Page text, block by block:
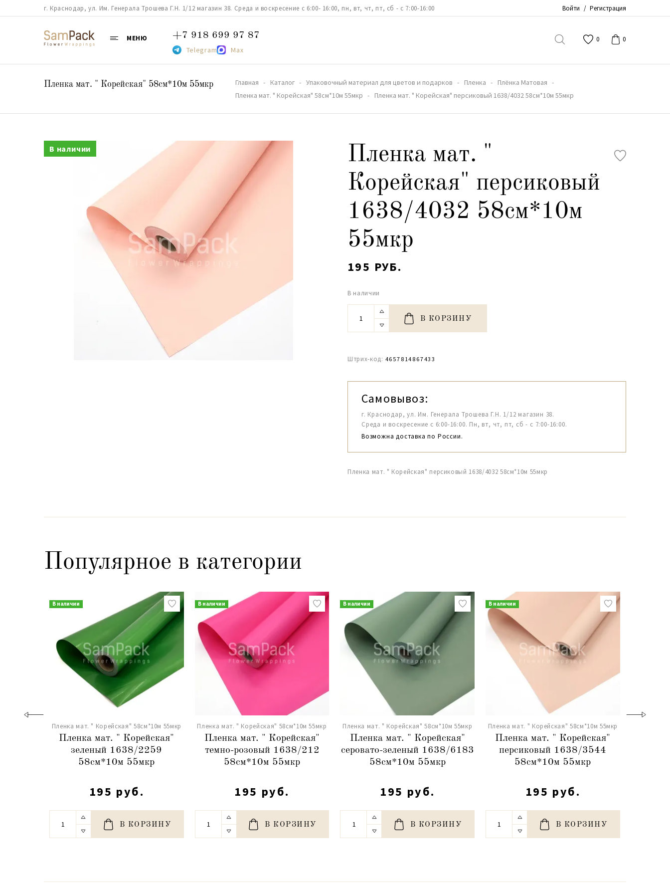
г. Краснодар, ул. Им. Генерала Трошева Г.Н. 1/12 магазин 38. Среда и воскресение с 6:00- 16:00, пн, вт, чт, пт, сб - с 7:00-16:00 Войти / Регистрация
МЕНЮ +7 918 699 97 87
Telegram Max
0 0
Пленка мат. " Корейская" 58см*10м 55мкр Главная Каталог Упаковочный материал для цветов и подарков Пленка
Плёнка Матовая
Пленка мат. " Корейская" 58см*10м 55мкр
Пленка мат. " Корейская" персиковый 1638/4032 58см*10м 55мкр
В наличии
Пленка мат. "
Корейская" персиковый
1638/4032 58см*10м
55мкр
195 РУБ.
В наличии
В КОРЗИНУ
Штрих-код: 4657814867433
Самовывоз:
г. Краснодар, ул. Им. Генерала Трошева Г.Н. 1/12 магазин 38.
Среда и воскресение с 6:00-16:00. Пн, вт, чт, пт, сб - с 7:00-16:00.
Возможна доставка по России.
Пленка мат. " Корейская" персиковый 1638/4032 58см*10м 55мкр
Популярное в категории
В наличии
Пленка мат. " Корейская" 58см*10м 55мкр
Пленка мат. " Корейская"
зеленый 1638/2259
58см*10м 55мкр
195 руб.
В КОРЗИНУ
В наличии
Пленка мат. " Корейская" 58см*10м 55мкр
Пленка мат. " Корейская"
темно-розовый 1638/212
58см*10м 55мкр
195 руб.
В КОРЗИНУ
В наличии
Пленка мат. " Корейская" 58см*10м 55мкр
Пленка мат. " Корейская"
серовато-зеленый 1638/6183
58см*10м 55мкр
195 руб.
В КОРЗИНУ
В наличии
Пленка мат. " Корейская" 58см*10м 55мкр
Пленка мат. " Корейская"
персиковый 1638/3544
58см*10м 55мкр
195 руб.
В КОРЗИНУ